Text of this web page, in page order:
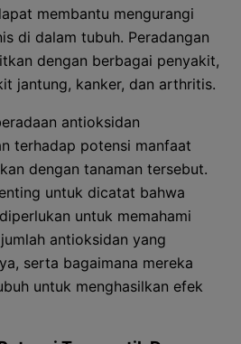
membantu mengurangi
di dalam tubuh. Peradangan
dengan berbagai penyakit,
jantung, kanker, dan arthritis.
antioksidan
terhadap potensi manfaat
dengan tanaman tersebut.
untuk dicatat bahwa
untuk memahami
antioksidan yang
serta bagaimana mereka
untuk menghasilkan efek